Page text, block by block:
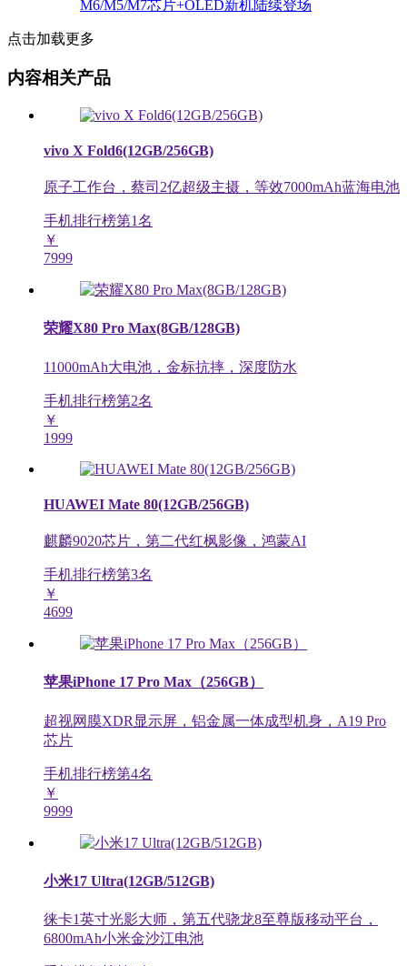
点击加载更多
内容相关产品
vivo X Fold6(12GB/256GB)
原子工作台，蔡司2亿超级主摄，等效7000mAh蓝海电池
手机排行榜第1名
￥
7999
荣耀X80 Pro Max(8GB/128GB)
11000mAh大电池，金标抗摔，深度防水
手机排行榜第2名
￥
1999
HUAWEI Mate 80(12GB/256GB)
麒麟9020芯片，第二代红枫影像，鸿蒙AI
手机排行榜第3名
￥
4699
苹果iPhone 17 Pro Max（256GB）
超视网膜XDR显示屏，铝金属一体成型机身，A19 Pro
芯片
手机排行榜第4名
￥
9999
小米17 Ultra(12GB/512GB)
徕卡1英寸光影大师，第五代骁龙8至尊版移动平台，
6800mAh小米金沙江电池